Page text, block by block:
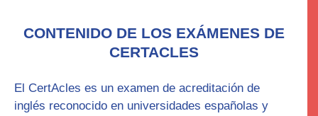
CONTENIDO DE LOS EXÁMENES DE
CERTACLES
El CertAcles es un examen de acreditación de
inglés reconocido en universidades españolas y